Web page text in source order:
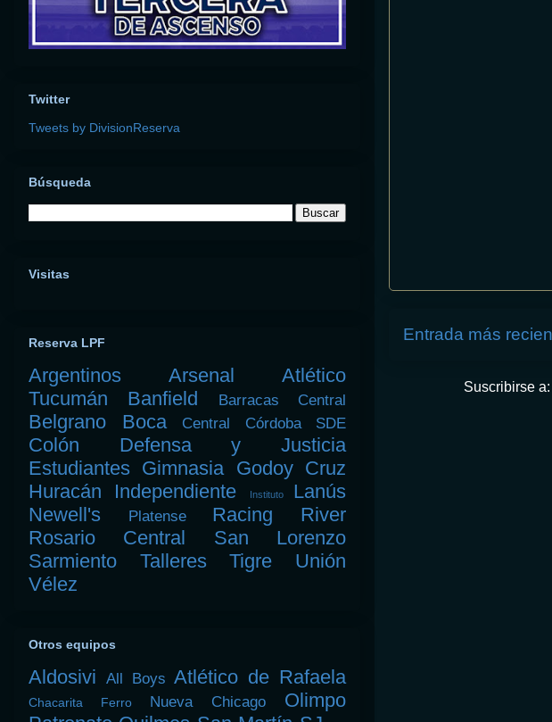
Entrada más
Suscribirse a:
Twitter
Tweets by DivisionReserva
Búsqueda
Visitas
Reserva LPF
Argentinos Arsenal
Atlético
Tucumán
Banfield Barracas Central
Belgrano Boca Central Córdoba SDE
Colón
Defensa y Justicia
Estudiantes Gimnasia Godoy Cruz
Huracán
Independiente Instituto
Lanús
Newell's
Platense Racing
River
Rosario Central
San Lorenzo
Sarmiento
Talleres Tigre
Unión
Vélez
Otros equipos
Aldosivi All Boys Atlético de Rafaela
Chacarita Ferro Nueva Chicago
Olimpo